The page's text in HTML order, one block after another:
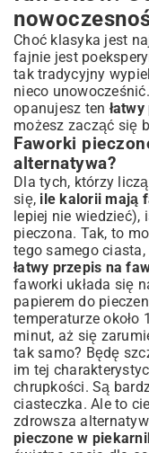
Choć klasyka jest
fajnie jest
tak tradycyjny
nieco
opanujesz ten
możesz zacząć się
Faworki
alternatywa?
Dla tych, którzy
się, ile kalorii mają
lepiej nie wiedzieć),
pieczona. Tak, to
tego samego
łatwy przepis na
faworki układa się
papierem do
temperaturze około
minut, aż się
tak samo? Będę
im tej
chrupkości. Są
ciasteczka. Ale to
zdrowsza
pieczone w